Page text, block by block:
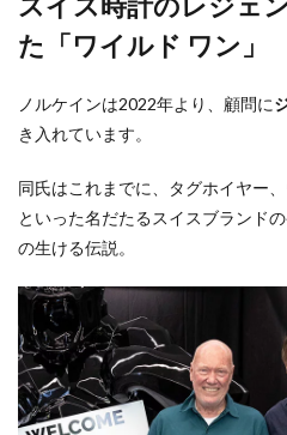
た「ワイルド ワン」
ノルケインは2022年より、顧問に
き入れています。
同氏はこれまでに、タグホイヤー
といった名だたるスイスブランド
の生ける伝説。